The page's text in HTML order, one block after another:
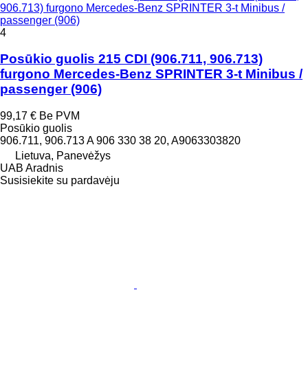
906.713) furgono Mercedes-Benz SPRINTER 3-t Minibus /
passenger (906)
4
Posūkio guolis 215 CDI (906.711, 906.713)
furgono Mercedes-Benz SPRINTER 3-t Minibus /
passenger (906)
99,17 € Be PVM
Posūkio guolis
906.711, 906.713 A 906 330 38 20, A9063303820
Lietuva, Panevėžys
UAB Aradnis
Susisiekite su pardavėju